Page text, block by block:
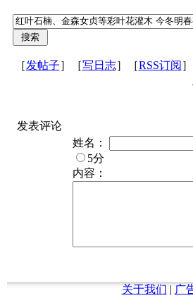
［发帖子］［写日志］［RSS订阅
发表评论
姓名：
5分
内容：
关于我们 | 广